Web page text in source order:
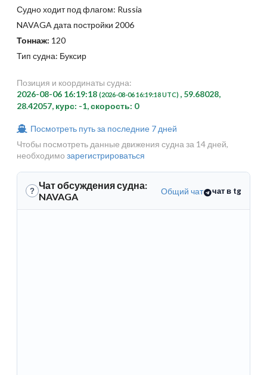
Судно ходит под флагом: Russia
NAVAGA дата постройки 2006
Тоннаж: 120
Тип судна: Буксир
Позиция и координаты судна:
2026-08-06 16:19:18 (2026-08-06 16:19:18 UTC) , 59.68028,
28.42057, курс: -1, скорость: 0
Посмотреть путь за последние 7 дней
Чтобы посмотреть данные движения судна за 14 дней,
необходимо зарегистрироваться
? Чат обсуждения судна:
NAVAGA
Общий чат чат в tg